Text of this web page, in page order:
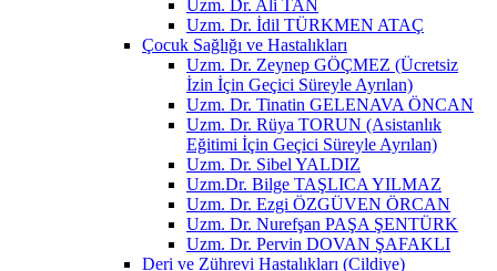
Uzm. Dr. Ali TAN
Uzm. Dr. İdil TÜRKMEN ATAÇ
Çocuk Sağlığı ve Hastalıkları
Uzm. Dr. Zeynep GÖÇMEZ (Ücretsiz
İzin İçin Geçici Süreyle Ayrılan)
Uzm. Dr. Tinatin GELENAVA ÖNCAN
Uzm. Dr. Rüya TORUN (Asistanlık
Eğitimi İçin Geçici Süreyle Ayrılan)
Uzm. Dr. Sibel YALDIZ
Uzm.Dr. Bilge TAŞLICA YILMAZ
Uzm. Dr. Ezgi ÖZGÜVEN ÖRCAN
Uzm. Dr. Nurefşan PAŞA ŞENTÜRK
Uzm. Dr. Pervin DOVAN ŞAFAKLI
Deri ve Zührevi Hastalıkları (Cildiye)